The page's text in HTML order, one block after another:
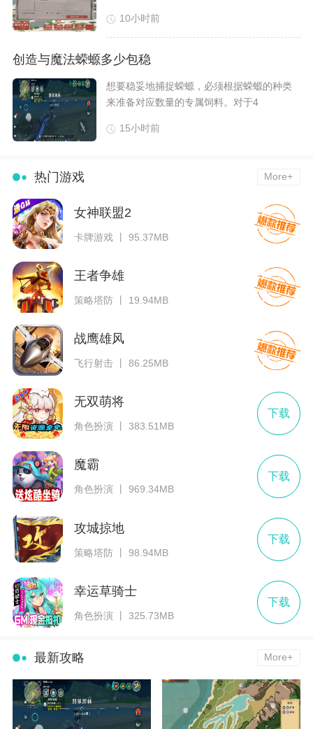
10小时前
创造与魔法蝾螈多少包稳
想要稳妥地捕捉蝾螈，必须根据蝾螈的种类
来准备对应数量的专属饲料。对于4
15小时前
热门游戏 More+
女神联盟2
卡牌游戏 丨 95.37MB
王者争雄
策略塔防 丨 19.94MB
战鹰雄风
飞行射击 丨 86.25MB
无双萌将
角色扮演 丨 383.51MB
下载
魔霸
角色扮演 丨 969.34MB
下载
攻城掠地
策略塔防 丨 98.94MB
下载
幸运草骑士
角色扮演 丨 325.73MB
下载
最新攻略 More+